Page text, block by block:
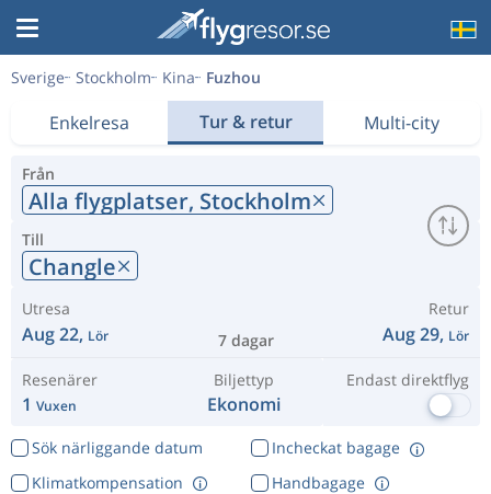
Sverige Stockholm Kina Fuzhou
Enkelresa Tur & retur Multi-city
Från
Alla flygplatser, Stockholm
Till
Changle
Utresa
Aug 22, Lör 7 dagar
Retur
Aug 29, Lör
Resenärer
1 Vuxen
Biljettyp
Ekonomi
Endast direktflyg
Sök närliggande datum
Incheckat bagage
Klimatkompensation
Handbagage